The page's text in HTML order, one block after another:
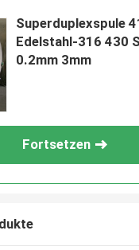
Superduplexspule
Edelstahl-316 430
0.2mm 3mm
Fortsetzen